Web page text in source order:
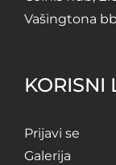
Vašingtona
KORISNI
Prijavi se
Galerija